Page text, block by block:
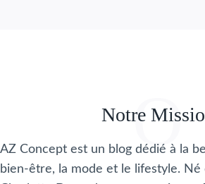
O
Notre
AZ Concept est un blog dédié à la
bien-être, la mode et le lifestyle. Né